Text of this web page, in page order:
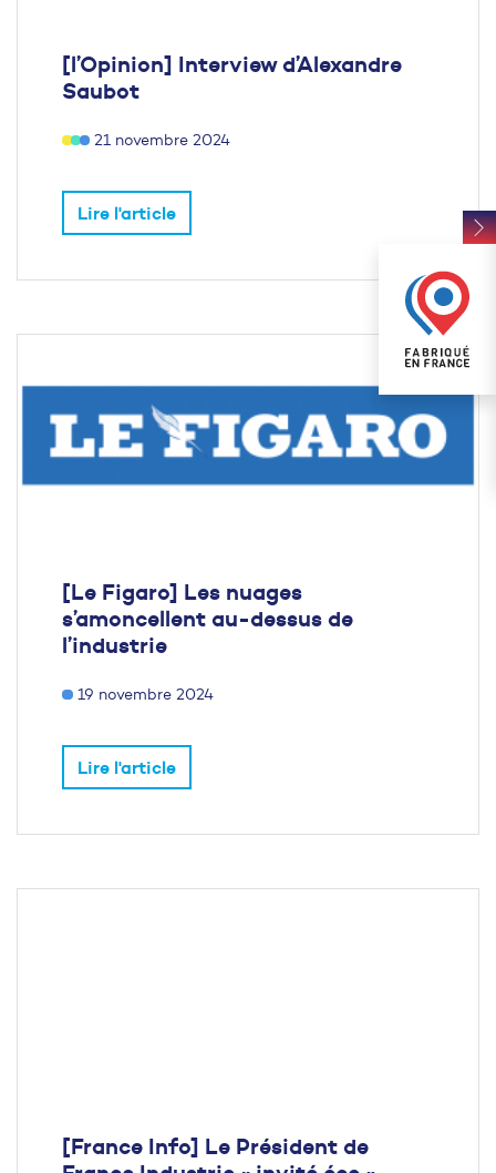
[l’Opinion] Interview d’Alexandre
Saubot
21 novembre 2024
Lire l'article
[Le Figaro] Les nuages
s’amoncellent au-dessus de
l’industrie
19 novembre 2024
Lire l'article
[France Info] Le Président de